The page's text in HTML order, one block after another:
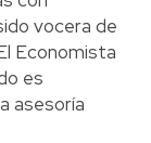
vocera de
Economista
es
asesoría